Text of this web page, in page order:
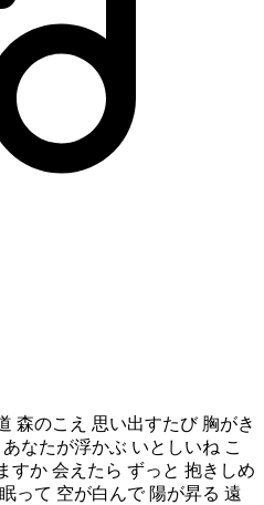
森のこえ 思い出すたび 胸がき
なたが浮かぶ いとしいね こ
すか 会えたら ずっと 抱きしめ
って 空が白んで 陽が昇る 遠